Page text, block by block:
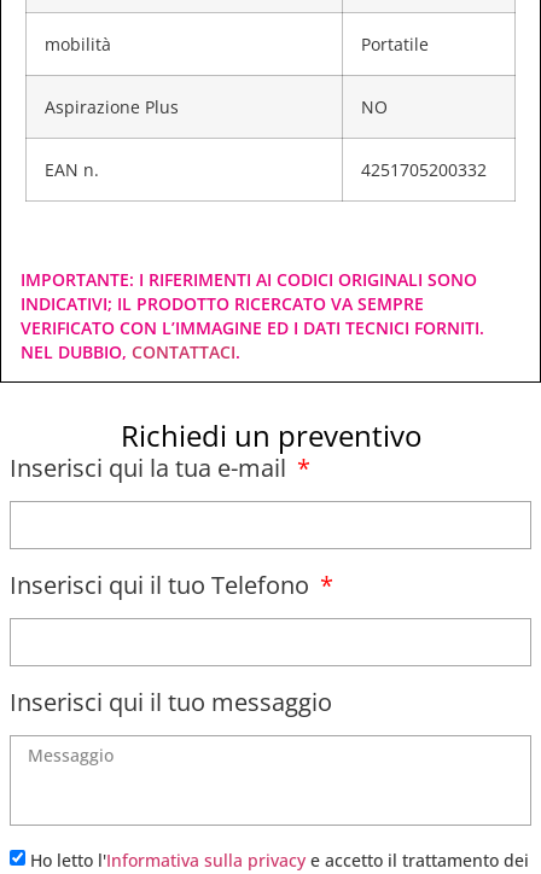
mobilità Portatile
Aspirazione Plus NO
EAN n. 4251705200332
IMPORTANTE: I RIFERIMENTI AI CODICI ORIGINALI SONO
INDICATIVI; IL PRODOTTO RICERCATO VA SEMPRE
VERIFICATO CON L’IMMAGINE ED I DATI TECNICI FORNITI.
NEL DUBBIO, CONTATTACI.
Richiedi un preventivo
Inserisci qui la tua e-mail
Inserisci qui il tuo Telefono
Inserisci qui il tuo messaggio
Ho letto l'Informativa sulla privacy e accetto il trattamento dei